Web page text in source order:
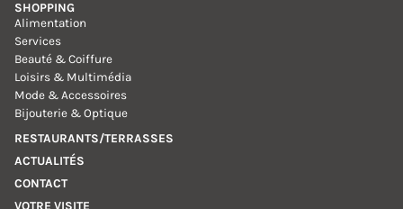
SHOPPING
Alimentation
Services
Beauté & Coiffure
Loisirs & Multimédia
Mode & Accessoires
Bijouterie & Optique
RESTAURANTS/TERRASSES
ACTUALITÉS
CONTACT
VOTRE VISITE